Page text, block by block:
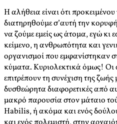
Η αλήθεια είναι ότι
διατηρηθούμε σ’αυτή την
να ζούμε εμείς ως άτομα, εγώ κι
κείμενο, η ανθρωπότητα και
οργανισμοί που εμφανίστηκαν
κύματα. Κυριολεκτικά όμως! Οι
επιτρέπουν τη συνέχιση της
δυσθεώρητα διαφορετικές από
μακρό παρουσία στον μάταιο
Habilis, ή ακόμα και ενός